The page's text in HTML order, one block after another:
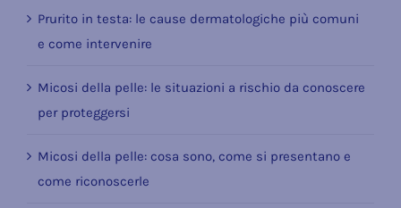
Prurito in testa: le cause dermatologiche più comuni
e come intervenire
Micosi della pelle: le situazioni a rischio da conoscere
per proteggersi
Micosi della pelle: cosa sono, come si presentano e
come riconoscerle